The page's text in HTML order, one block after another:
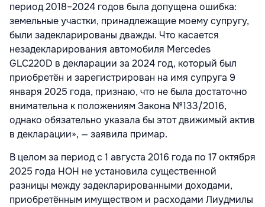
период 2018–2024 годов была допущена ошибка:
земельные участки, принадлежащие моему супругу,
были задекларированы дважды. Что касается
незадекларирования автомобиля Mercedes
GLC220D в декларации за 2024 год, который был
приобретён и зарегистрирован на имя супруга 9
января 2025 года, признаю, что не была достаточно
внимательна к положениям Закона №133/2016,
однако обязательно указала бы этот движимый актив
в декларации», — заявила примар.
В целом за период с 1 августа 2016 года по 17 октября
2025 года НОН не установила существенной
разницы между задекларированными доходами,
приобретённым имуществом и расходами Лиудмилы